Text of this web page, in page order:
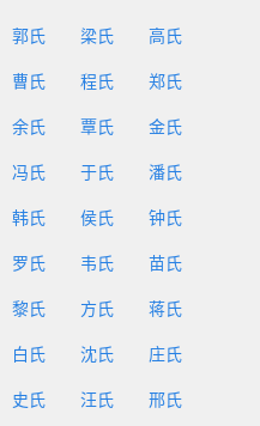
郭氏 梁氏 高氏
曹氏 程氏 郑氏
余氏 覃氏 金氏
冯氏 于氏 潘氏
韩氏 侯氏 钟氏
罗氏 韦氏 苗氏
黎氏 方氏 蒋氏
白氏 沈氏 庄氏
史氏 汪氏 邢氏